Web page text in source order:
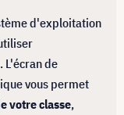
d'exploitation
L'écran de
vous permet
votre classe,